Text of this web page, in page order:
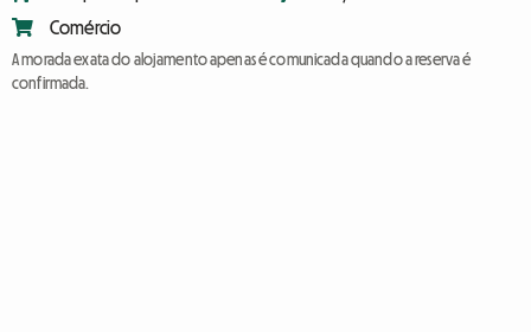
Comércio
A morada exata do alojamento apenas é comunicada quando a reserva é
confirmada.